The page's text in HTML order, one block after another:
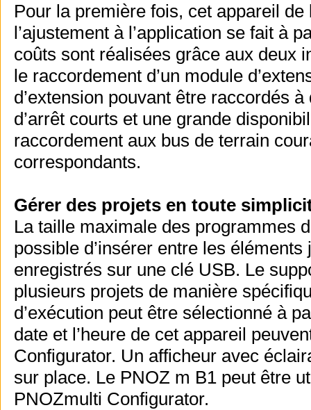
Pour la première fois, cet appareil
l’ajustement à l’application se fait à
coûts sont réalisées grâce aux deux
le raccordement d’un module
d’extension pouvant être raccordés
d’arrêt courts et une grande
raccordement aux bus de terrain
correspondants.
Gérer des projets en toute
La taille maximale des programmes
possible d’insérer entre les
enregistrés sur une clé USB. Le
plusieurs projets de manière
d’exécution peut être sélectionné à
date et l’heure de cet appareil
Configurator. Un afficheur avec
sur place. Le PNOZ m B1 peut être
PNOZmulti Configurator.